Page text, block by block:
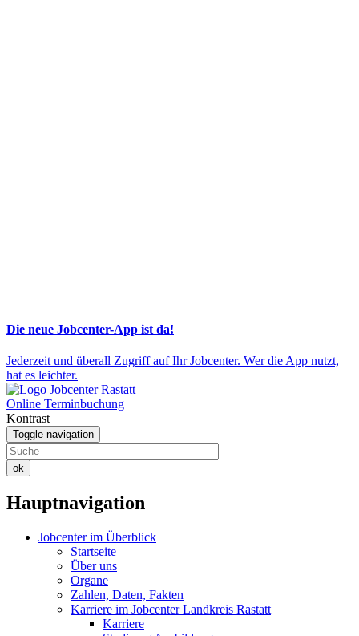
Die neue Jobcenter-App ist da!
Jederzeit und überall Zugriff auf Ihr Jobcenter. Wer die App nutzt,
hat es leichter.
Online Terminbuchung
Kontrast
Toggle navigation
ok
Hauptnavigation
Jobcenter im Überblick
Startseite
Über uns
Organe
Zahlen, Daten, Fakten
Karriere im Jobcenter Landkreis Rastatt
Karriere